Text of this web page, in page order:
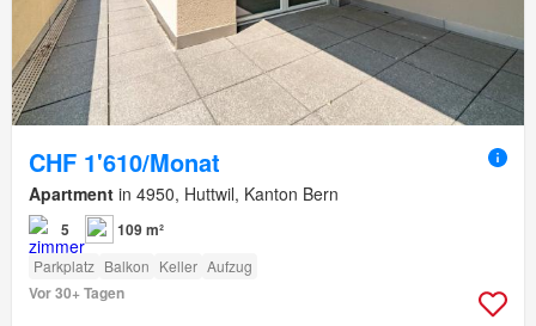
CHF 1'610/Monat
Apartment in 4950, Huttwil, Kanton Bern
5 109 m²
Parkplatz Balkon Keller Aufzug
Vor 30+ Tagen